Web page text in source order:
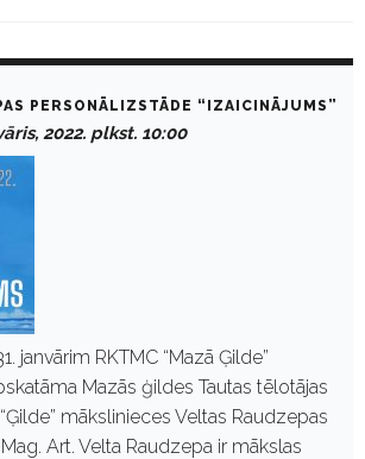
PERSONĀLIZSTĀDE “IZAICINĀJUMS”
2022. plkst. 10:00
janvārim RKTMC “Mazā Ģilde”
Mazās ģildes Tautas tēlotājas
mākslinieces Veltas Raudzepas
Art. Velta Raudzepa ir mākslas